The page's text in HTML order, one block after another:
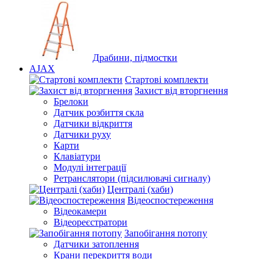
Драбини, підмостки
AJAX
Стартові комплекти
Захист від вторгнення
Брелоки
Датчик розбиття скла
Датчики відкриття
Датчики руху
Карти
Клавіатури
Модулі інтеграції
Ретранслятори (підсилювачі сигналу)
Централі (хаби)
Відеоспостереження
Відеокамери
Відеореєстратори
Запобігання потопу
Датчики затоплення
Крани перекриття води